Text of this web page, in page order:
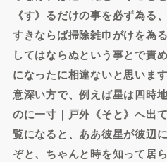
《す》るだけの事を必ず為る
すきならば掃除雑巾がけを為
してはならぬという事とで責
になったに相違ないと思いま
意深い方で、例えば星は四時
のに一寸｜戸外《そと》へ出
覧になると、ああ彼星が彼辺
ぞと、ちゃんと時を知って居